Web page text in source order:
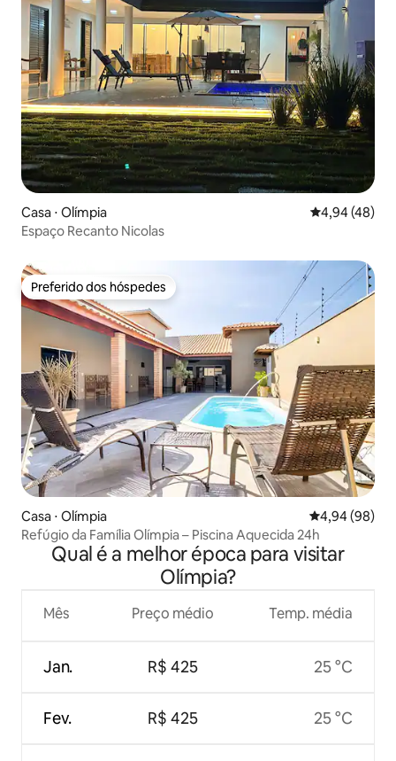
Casa ⋅ Olímpia 4,94 de uma
4,94 (48)
Espaço Recanto Nicolas
Preferido dos hóspedes
Preferido dos hóspedes
Casa ⋅ Olímpia 4,94 de uma
4,94 (98)
Refúgio da Família Olímpia – Piscina Aquecida 24h
Qual é a melhor época para visitar
Olímpia?
Mês
Jan.
Fev.
Preço médio
R$ 425
R$ 425
Temp. média
25 °C
25 °C